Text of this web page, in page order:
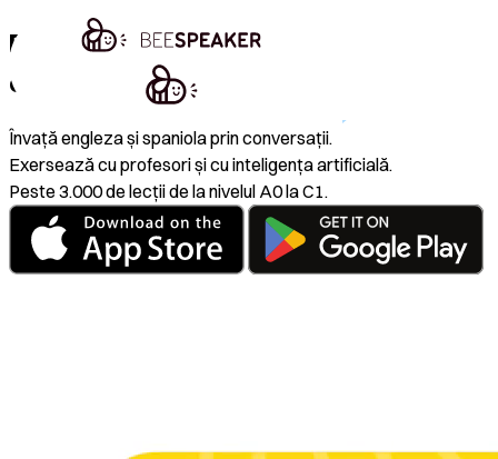
Prima aplicație pentru învățarea limbii
engleze care te face
Învață engleza și spaniola prin conversații.
Exersează cu profesori și cu inteligența artificială.
Peste 3.000 de lecții de la nivelul A0 la C1.